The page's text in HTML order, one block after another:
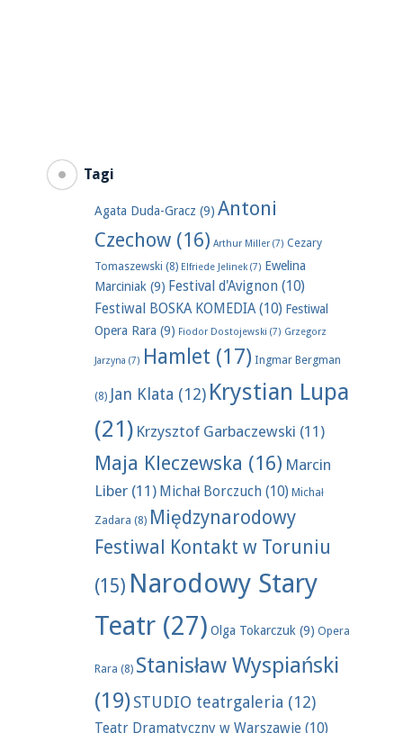
Tagi
Agata Duda-Gracz (9) Antoni
Czechow(16) Arthur Miller(7) Cezary
Tomaszewski (8) Elfriede Jelinek(7) Ewelina
Marciniak (9) Festival d'Avignon (10)
Festiwal BOSKA KOMEDIA(10) Festiwal
Opera Rara (9) Fiodor Dostojewski (7) Grzegorz
Jarzyna (7) Hamlet (17) Ingmar Bergman
(8) Jan Klata (12) Krystian Lupa
(21) Krzysztof Garbaczewski (11)
Maja Kleczewska (16) Marcin
Liber(11) Michał Borczuch (10) Michał
Zadara (8) Międzynarodowy
Festiwal Kontakt w Toruniu
(15) Narodowy Stary
Teatr(27) Olga Tokarczuk (9) Opera
Rara (8) Stanisław Wyspiański
(19)STUDIO teatrgaleria (12)
Teatr Dramatyczny w Warszawie (10)